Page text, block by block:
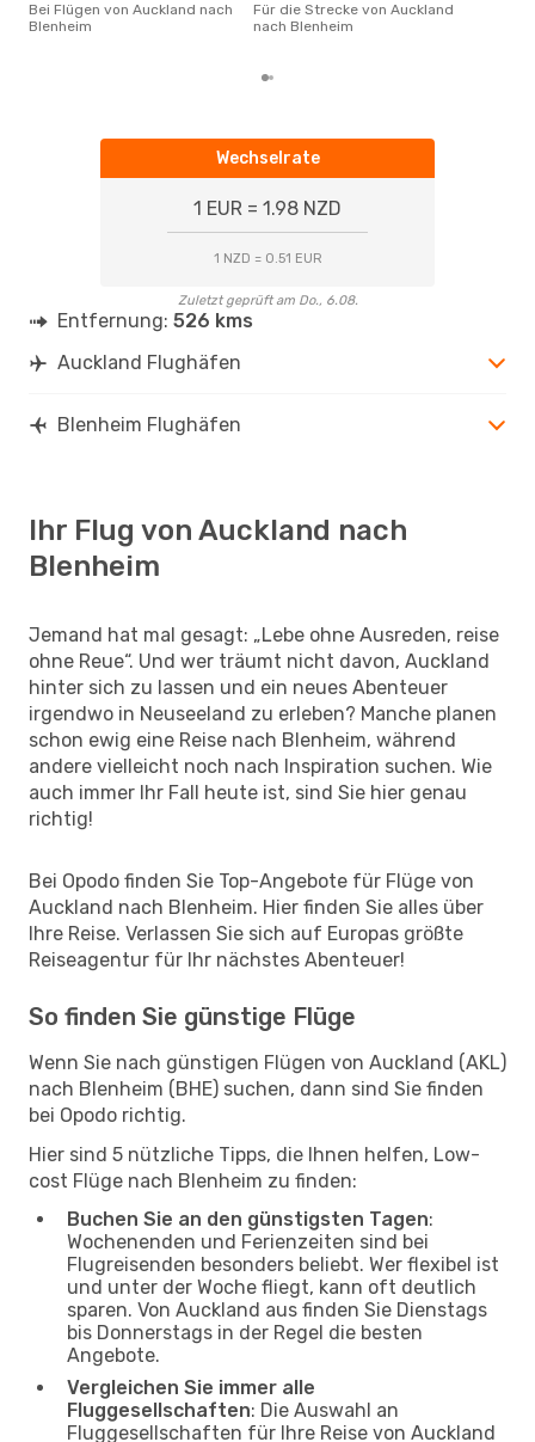
Bei Flügen von Auckland nach
Blenheim
Für die Strecke von Auckland
nach Blenheim
Wechselrate
1 EUR = 1.98 NZD
1 NZD = 0.51 EUR
Zuletzt geprüft am Do., 6.08.
Entfernung: 526 kms
Auckland Flughäfen
Blenheim Flughäfen
Ihr Flug von Auckland nach
Blenheim
Jemand hat mal gesagt: „Lebe ohne Ausreden, reise
ohne Reue“. Und wer träumt nicht davon, Auckland
hinter sich zu lassen und ein neues Abenteuer
irgendwo in Neuseeland zu erleben? Manche planen
schon ewig eine Reise nach Blenheim, während
andere vielleicht noch nach Inspiration suchen. Wie
auch immer Ihr Fall heute ist, sind Sie hier genau
richtig!
Bei Opodo finden Sie Top-Angebote für Flüge von
Auckland nach Blenheim. Hier finden Sie alles über
Ihre Reise. Verlassen Sie sich auf Europas größte
Reiseagentur für Ihr nächstes Abenteuer!
So finden Sie günstige Flüge
Wenn Sie nach günstigen Flügen von Auckland (AKL)
nach Blenheim (BHE) suchen, dann sind Sie finden
bei Opodo richtig.
Hier sind 5 nützliche Tipps, die Ihnen helfen, Low-
cost Flüge nach Blenheim zu finden:
Buchen Sie an den günstigsten Tagen:
Wochenenden und Ferienzeiten sind bei
Flugreisenden besonders beliebt. Wer flexibel ist
und unter der Woche fliegt, kann oft deutlich
sparen. Von Auckland aus finden Sie Dienstags
bis Donnerstags in der Regel die besten
Angebote.
Vergleichen Sie immer alle
Fluggesellschaften: Die Auswahl an
Fluggesellschaften für Ihre Reise von Auckland